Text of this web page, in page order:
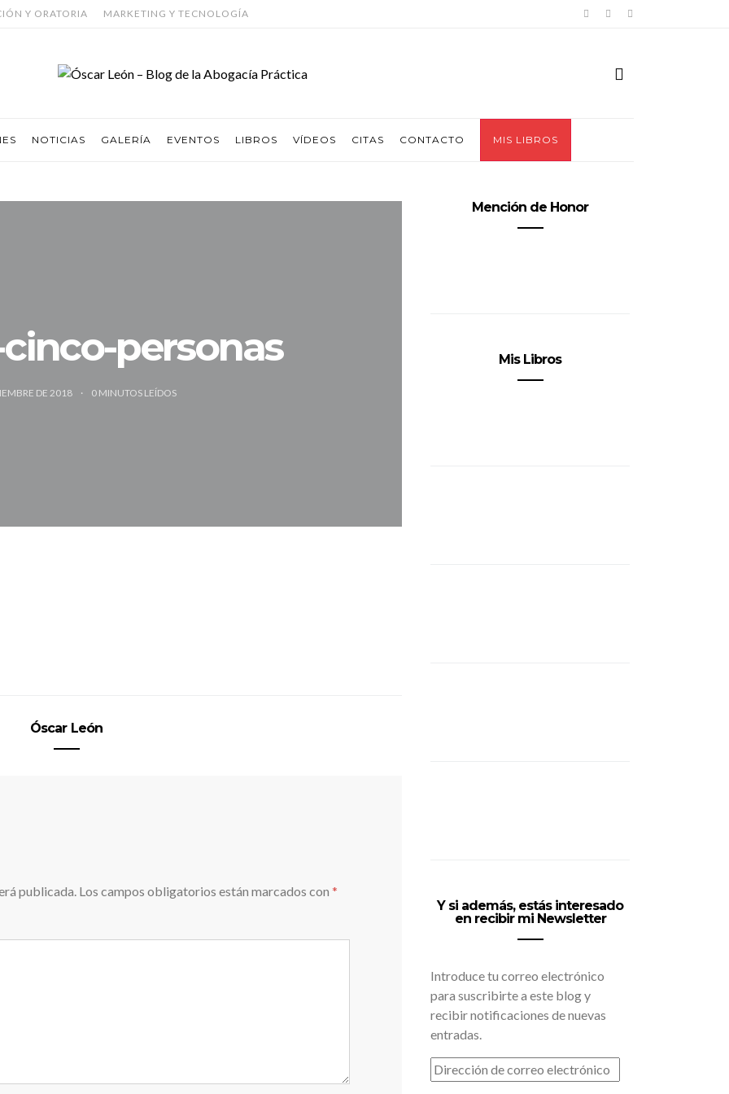
Y ORATORIA MARKETING Y TECNOLOGÍA
NOTICIAS GALERÍA EVENTOS LIBROS VÍDEOS CITAS CONTACTO MIS LIBROS
personas
DE 2018 0 MINUTOS LEÍDOS
Óscar León
publicada. Los campos obligatorios están marcados con *
Mención de Honor
Mis Libros
Y si además, estás interesado
en recibir mi Newsletter
Introduce tu correo electrónico
para suscribirte a este blog y
recibir notificaciones de nuevas
entradas.
DIRECCIÓN
DE